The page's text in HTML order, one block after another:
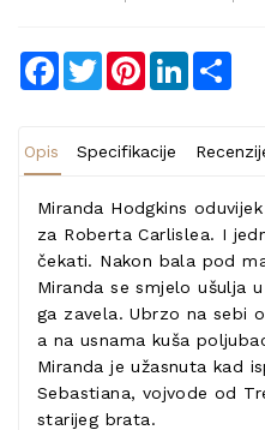
Facebook
TwitterPinterestLinkedIn
Opis Specifikacije
Miranda Hodgkins
za Roberta Carlislea. I
čekati. Nakon bala pod
Miranda se smjelo ušulja
ga zavela. Ubrzo na sebi
a na usnama kuša
Miranda je užasnuta kad
Sebastiana, vojvode od
starijeg brata.